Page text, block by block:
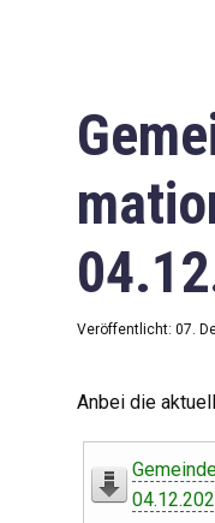
Veröffentlicht: 07.
Anbei die